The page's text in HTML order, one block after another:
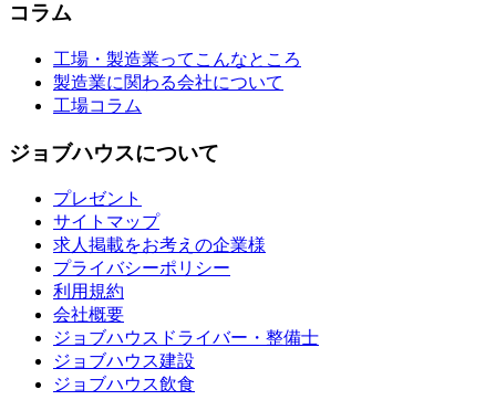
コラム
工場・製造業ってこんなところ
製造業に関わる会社について
工場コラム
ジョブハウスについて
プレゼント
サイトマップ
求人掲載をお考えの企業様
プライバシーポリシー
利用規約
会社概要
ジョブハウスドライバー・整備士
ジョブハウス建設
ジョブハウス飲食